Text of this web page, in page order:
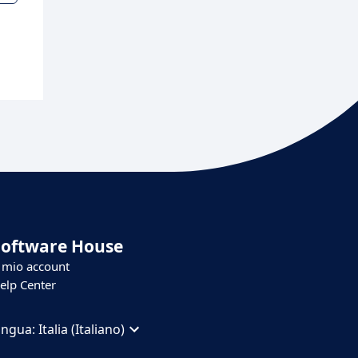
House
account
Center
Italia (Italiano)